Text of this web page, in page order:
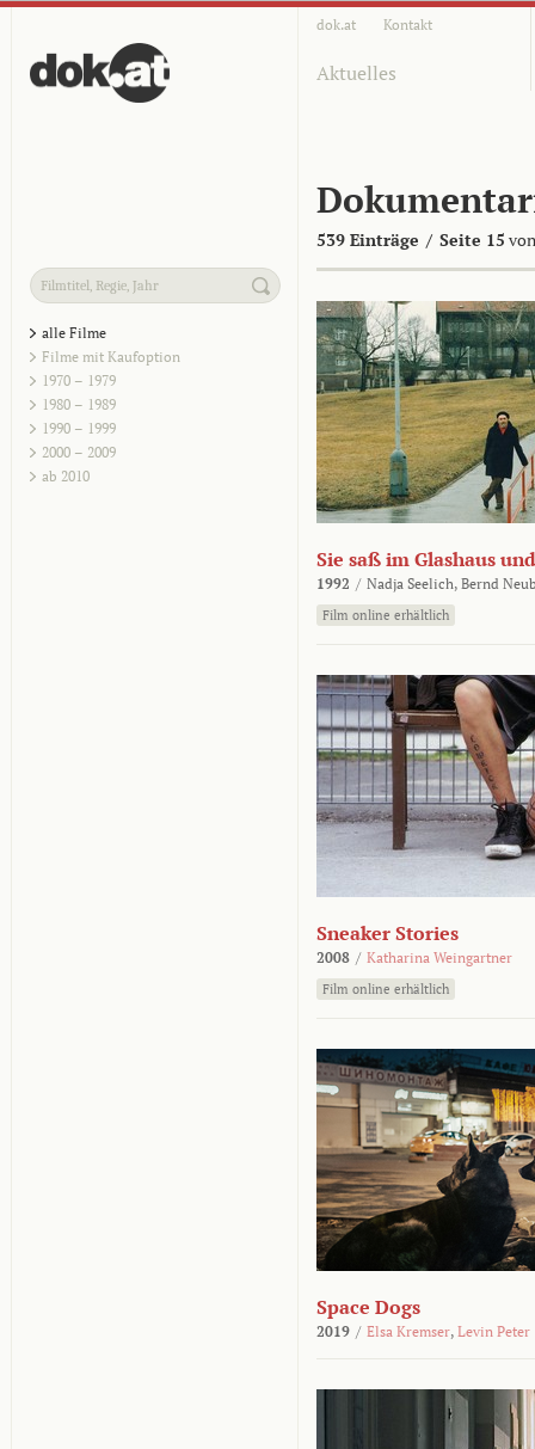
dok.at Kontakt
Aktuelles
539 Einträge / Seite 15
alle Filme
Filme mit Kaufoption
1970 – 1979
1980 – 1989
1990 – 1999
2000 – 2009
ab 2010
Sie saß im Glashaus
1992 / Nadja Seelich, Bernd
Film online erhältlich
Sneaker Stories
2008 / Katharina Weingartner
Film online erhältlich
Space Dogs
2019 / Elsa Kremser, Levin Peter